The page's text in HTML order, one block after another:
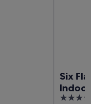
Six
3.5